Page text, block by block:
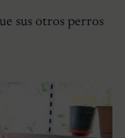
sus otros perros